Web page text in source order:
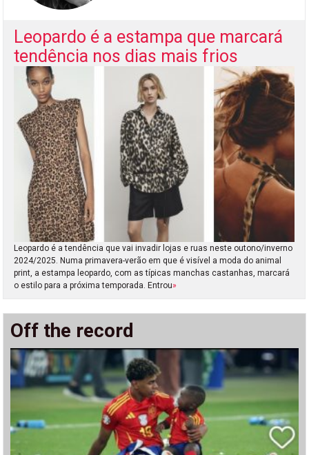
Leopardo é a estampa que marcará
tendência nos dias mais frios
Leopardo é a tendência que vai invadir lojas e ruas neste outono/inverno
2024/2025. Numa primavera-verão em que é visível a moda do animal
print, a estampa leopardo, com as típicas manchas castanhas, marcará
o estilo para a próxima temporada. Entrou»
Off the record